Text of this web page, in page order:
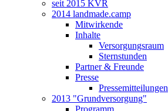
seit 2015 KVR
2014 landmade.camp
Mitwirkende
Inhalte
Versorgungsraum
Sternstunden
Partner & Freunde
Presse
Pressemitteilungen
2013 "Grundversorgung"
Programm